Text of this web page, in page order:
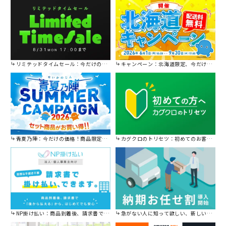
リミテッドタイムセール：今だけの限定セール。 キャンペーン：北海道限定、今だけ送料無料！
青夏乃陣：今だけの価格！商品限定セール開催中です。 カグクロのトリセツ：初めてのお客様はこちら。
NP掛け払い：商品到着後、請求書で後から払えます。 急がない人に知って欲しい、新しい割引を始めました。